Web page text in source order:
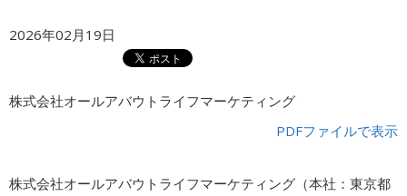
サービス
採用情報
2026年02月19日
株式会社オールアバウトライフマーケティング
PDFファイルで表示
株式会社オールアバウトライフマーケティング（本社：東京都